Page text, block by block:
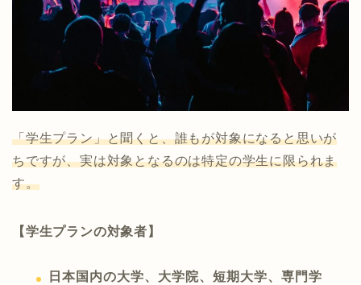
「学生プラン」と聞くと、誰もが対象になると思いが
ちですが、実は対象となるのは特定の学生に限られま
す。
【学生プランの対象者】
日本国内の大学、大学院、短期大学、専門学